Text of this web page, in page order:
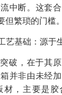
中断。这套
但繁琐的门槛
艺基础：源于
破，在于其
并非由未经
材，主要是